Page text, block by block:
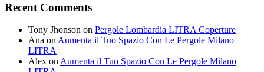
Recent Comments
Tony Jhonson on Pergole Lombardia LITRA Coperture
Ana on Aumenta il Tuo Spazio Con Le Pergole Milano
LITRA
Alex on Aumenta il Tuo Spazio Con Le Pergole Milano